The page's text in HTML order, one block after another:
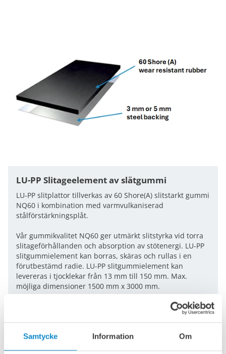
Samtycke Information Om
LU-PP Slitageelement av slätgummi
LU-PP slitplattor tillverkas av 60 Shore(A) slitstarkt gummi
NQ60 i kombination med varmvulkaniserad
stålförstärkningsplåt.
Vår gummikvalitet NQ60 ger utmärkt slitstyrka vid torra
slitageförhållanden och absorption av stötenergi. LU-PP
slitgummielement kan borras, skäras och rullas i en
förutbestämd radie. LU-PP slitgummielement kan
levereras i tjocklekar från 13 mm till 150 mm. Max.
möjliga dimensioner 1500 mm x 3000 mm.
Klicka för att se det detaljerade tekniska databladet